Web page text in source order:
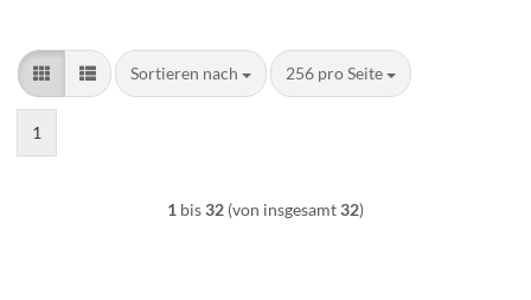
Sortieren nach
Sortieren nach 256 pro Seite
pro Seite
1
1 bis32 (von insgesamt32)